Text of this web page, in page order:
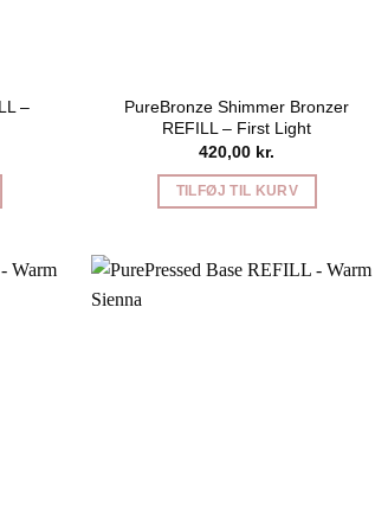
–
PureBronze Shimmer Bronzer
REFILL – First Light
420,00 kr.
TILFØJ TIL KURV